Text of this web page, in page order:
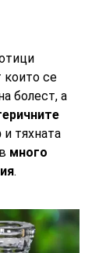
които се
болест, а
и тяхната
много
.